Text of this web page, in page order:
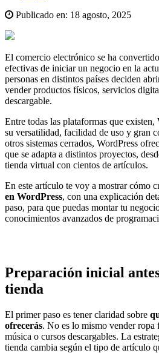
Publicado en: 18 agosto, 2025
El comercio electrónico se ha
efectivas de iniciar un negocio en la
personas en distintos países deciden
vender productos físicos, servicios
descargable.
Entre todas las plataformas que existen,
su versatilidad, facilidad de uso y gran
otros sistemas cerrados, WordPress
que se adapta a distintos proyectos,
tienda virtual con cientos de artículos.
En este artículo te voy a mostrar cómo
en WordPress, con una explicación
paso, para que puedas montar tu
conocimientos avanzados de
Preparación inicial
tienda
El primer paso es tener claridad sobre
ofrecerás. No es lo mismo vender ropa
música o cursos descargables. La
tienda cambia según el tipo de artículo